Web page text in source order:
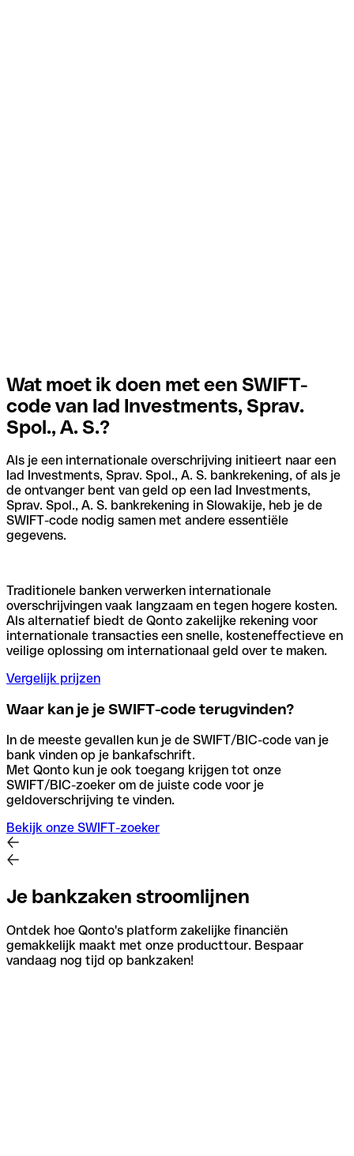
Wat moet ik doen met een SWIFT-
code van Iad Investments, Sprav.
Spol., A. S.?
Als je een internationale overschrijving initieert naar een
Iad Investments, Sprav. Spol., A. S. bankrekening, of als je
de ontvanger bent van geld op een Iad Investments,
Sprav. Spol., A. S. bankrekening in Slowakije, heb je de
SWIFT-code nodig samen met andere essentiële
gegevens.
Traditionele banken verwerken internationale
overschrijvingen vaak langzaam en tegen hogere kosten.
Als alternatief biedt de Qonto zakelijke rekening voor
internationale transacties een snelle, kosteneffectieve en
veilige oplossing om internationaal geld over te maken.
Vergelijk prijzen
Waar kan je je SWIFT-code terugvinden?
In de meeste gevallen kun je de SWIFT/BIC-code van je
bank vinden op je bankafschrift.
Met Qonto kun je ook toegang krijgen tot onze
SWIFT/BIC-zoeker om de juiste code voor je
geldoverschrijving te vinden.
Bekijk onze SWIFT-zoeker
Je bankzaken stroomlijnen
Ontdek hoe Qonto's platform zakelijke financiën
gemakkelijk maakt met onze producttour. Bespaar
vandaag nog tijd op bankzaken!